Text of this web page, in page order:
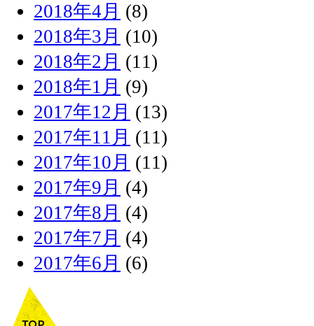
2018年4月 (8)
2018年3月 (10)
2018年2月 (11)
2018年1月 (9)
2017年12月 (13)
2017年11月 (11)
2017年10月 (11)
2017年9月 (4)
2017年8月 (4)
2017年7月 (4)
2017年6月 (6)